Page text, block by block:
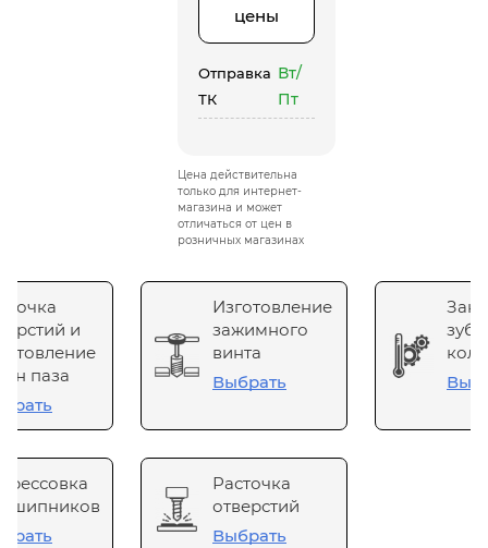
цены
Отправка
ТК
Вт/
Пт
Цена действительна
только для интернет-
магазина и может
отличаться от цен в
розничных магазинах
и
паза
Изготовление
зажимного
винта
Выбрать
Расточка
отверстий
Выбрать